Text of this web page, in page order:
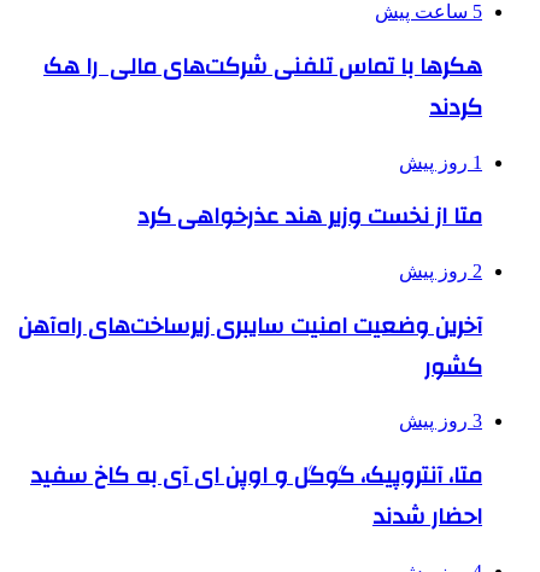
5 ساعت پیش
هکرها با تماس تلفنی شرکت‌های مالی را هک
کردند
1 روز پیش
متا از نخست وزیر هند عذرخواهی کرد
2 روز پیش
آخرین وضعیت امنیت سایبری زیرساخت‌های راه‌آهن
کشور
3 روز پیش
متا، آنتروپیک، گوگل و اوپن ای آی به کاخ سفید
احضار شدند